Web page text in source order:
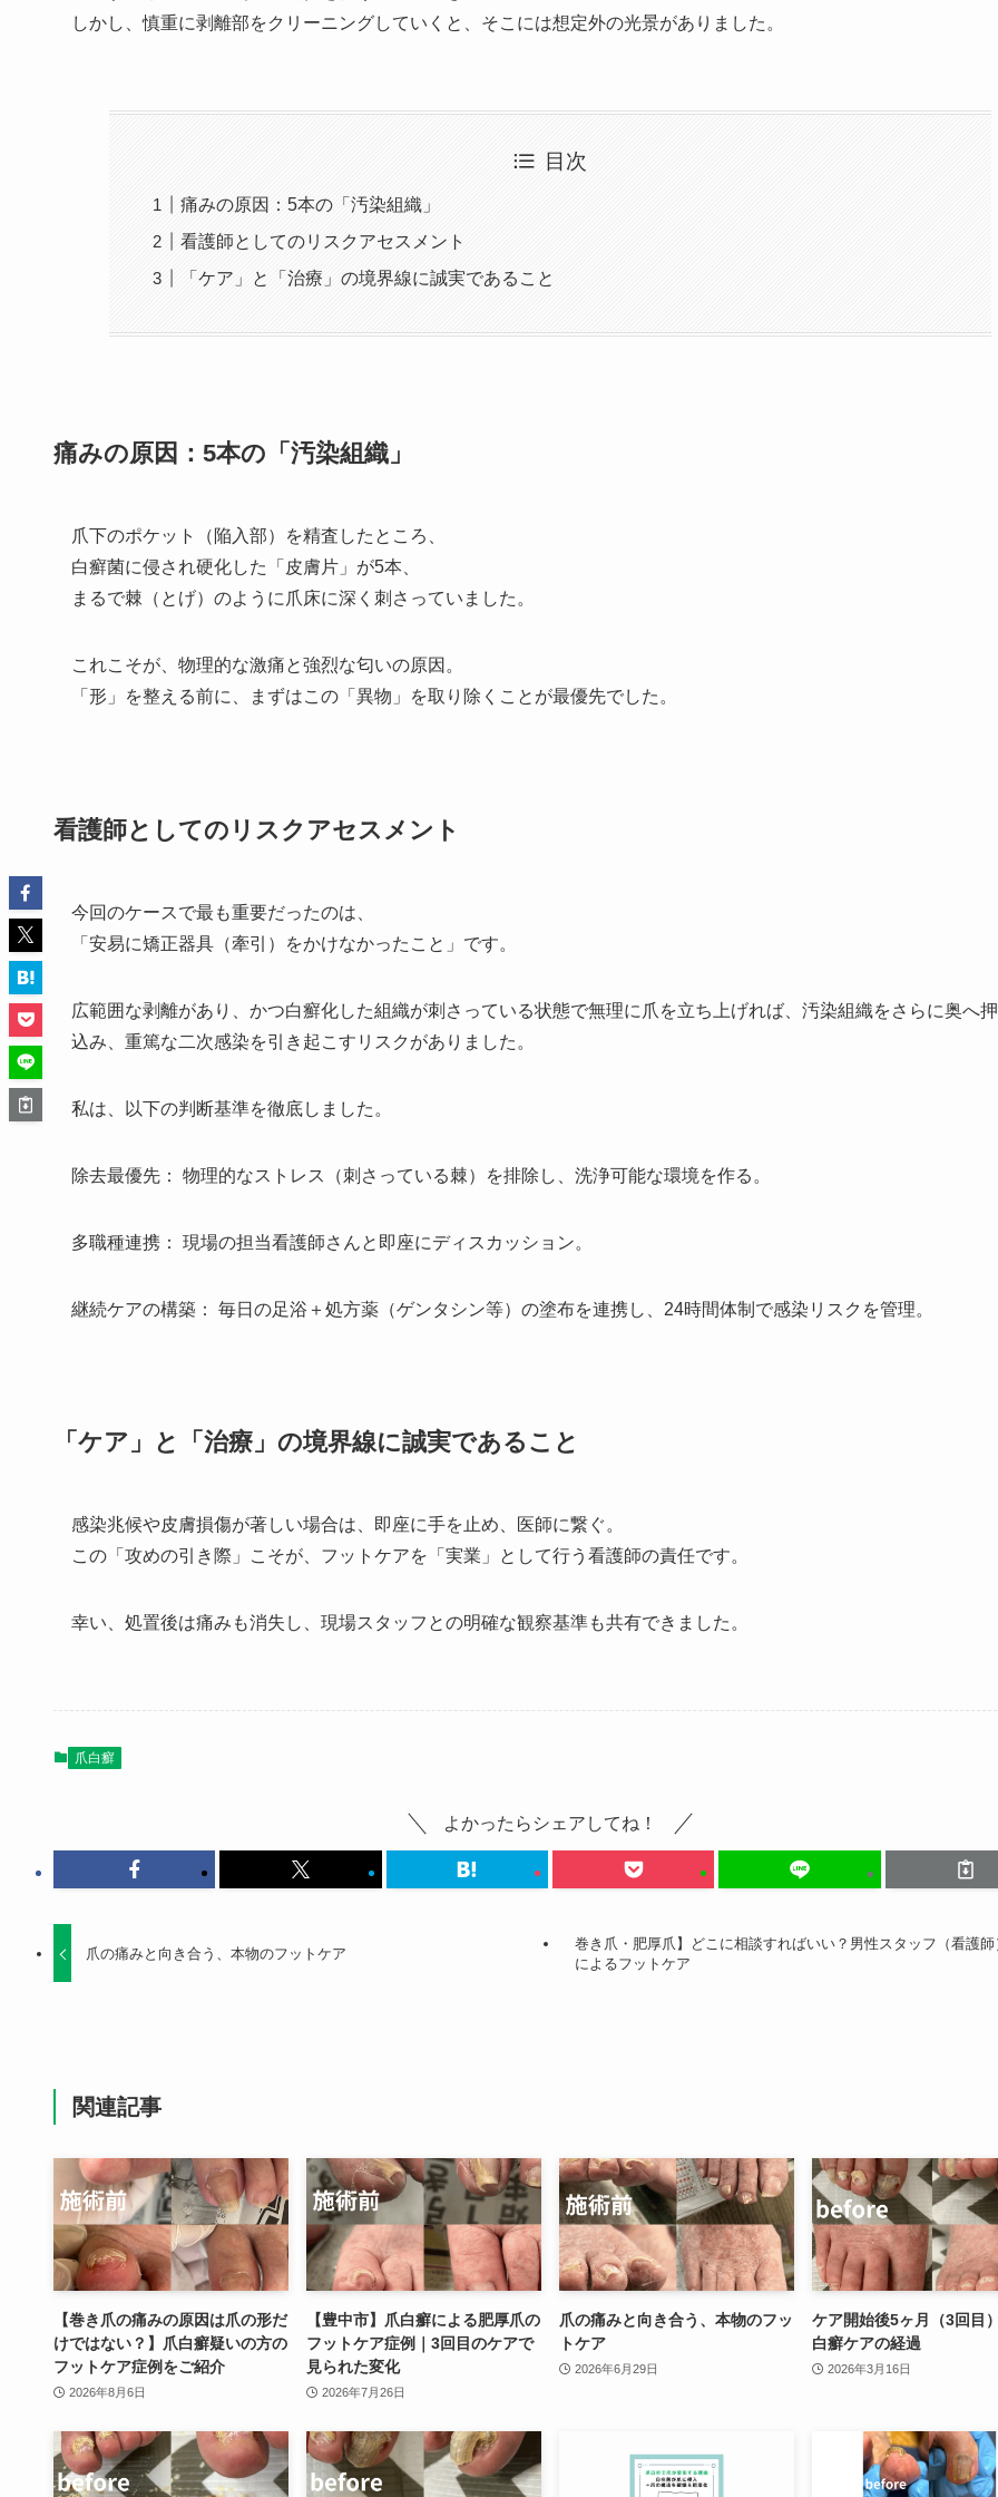
しかし、慎重に剥離部をクリーニングしていくと、そこには想定外の光景がありました。
目次
痛みの原因：5本の「汚染組織」
看護師としてのリスクアセスメント
「ケア」と「治療」の境界線に誠実であること
痛みの原因：5本の「汚染組織」
爪下のポケット（陥入部）を精査したところ、
白癬菌に侵され硬化した「皮膚片」が5本、
まるで棘（とげ）のように爪床に深く刺さっていました。
これこそが、物理的な激痛と強烈な匂いの原因。
「形」を整える前に、まずはこの「異物」を取り除くことが最優先でした。
看護師としてのリスクアセスメント
今回のケースで最も重要だったのは、
「安易に矯正器具（牽引）をかけなかったこと」です。
広範囲な剥離があり、かつ白癬化した組織が刺さっている状態で無理に爪を立ち上げれば、汚染組織をさらに奥へ
込み、重篤な二次感染を引き起こすリスクがありました。
私は、以下の判断基準を徹底しました。
除去最優先： 物理的なストレス（刺さっている棘）を排除し、洗浄可能な環境を作る。
多職種連携： 現場の担当看護師さんと即座にディスカッション。
継続ケアの構築： 毎日の足浴＋処方薬（ゲンタシン等）の塗布を連携し、24時間体制で感染リスクを管理。
「ケア」と「治療」の境界線に誠実であること
感染兆候や皮膚損傷が著しい場合は、即座に手を止め、医師に繋ぐ。
この「攻めの引き際」こそが、フットケアを「実業」として行う看護師の責任です。
幸い、処置後は痛みも消失し、現場スタッフとの明確な観察基準も共有できました。
爪白癬
よかったらシェアしてね！
爪の痛みと向き合う、本物のフットケア
巻き爪・肥厚爪】どこに相談すればいい？男性スタッフ（看護師
によるフットケア
関連記事
【巻き爪の痛みの原因は爪の形だ
けではない？】爪白癬疑いの方の
フットケア症例をご紹介
2026年8月6日
【豊中市】爪白癬による肥厚爪の
フットケア症例｜3回目のケアで
見られた変化
2026年7月26日
爪の痛みと向き合う、本物のフッ
トケア
2026年6月29日
ケア開始後5ヶ月（3回目
白癬ケアの経過
2026年3月16日